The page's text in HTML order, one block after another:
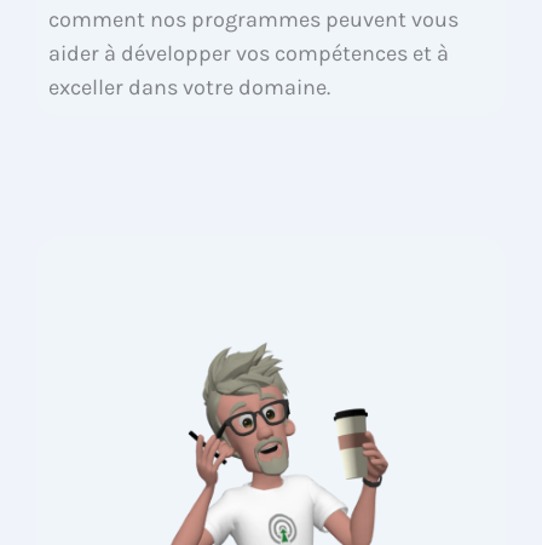
comment nos programmes peuvent vous
aider à développer vos compétences et à
exceller dans votre domaine.